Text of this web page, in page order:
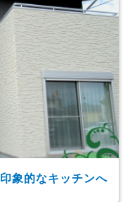
印象的なキッチンへ